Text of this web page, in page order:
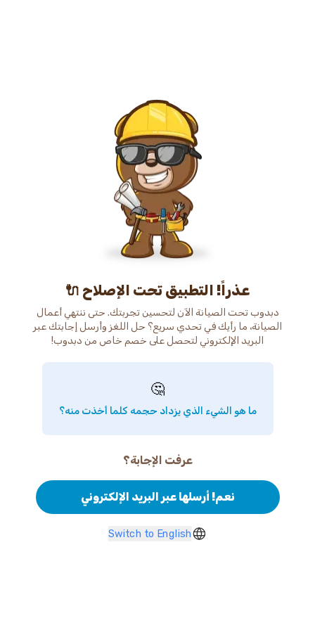
عذراً! التطبيق تحت الإصلاح 🔌
دبدوب تحت الصيانة الآن لتحسين تجربتك. حتى ننتهي أعمال
الصيانة، ما رأيك في تحدي سريع؟ حل اللغز وأرسل إجابتك عبر
البريد الإلكتروني لتحصل على خصم خاص من دبدوب!
🤔
ما هو الشيء الذي يزداد حجمه كلما أخذت منه؟
عرفت الإجابة؟
نعم! أرسلها عبر البريد الإلكتروني
Switch to English